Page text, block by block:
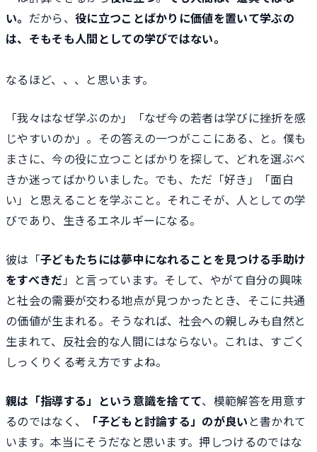
い。 だから、 役に立つことばかりに価値を置いて学ぶの
は、そもそも人間としての学びではない。
なるほど、、、と思います。
「我々はなぜ学ぶのか」「なぜ今の若者は学びに挫折を感
じやすいのか」。その答えの一つがここにある、と。僕も
まさに、今の役に立つことばかりを探して、どれを選ぶべ
きか迷ってばかりいました。でも、ただ「好き」「面白
い」と思えることを学ぶこと。それこそが、人としての学
びであり、生きるエネルギーになる。
彼は「子どもたちには夢中になれることを見つける手助け
をすべきだ」と言っています。そして、やがて自分の興味
と社会の需要が交わる地点が見つかったとき、そこに共通
の価値が生まれる。そうなれば、社会への親しみも自然と
生まれて、反社会的な人間にはならない。これは、すごく
しっくりくる考え方ですよね。
親は「指導する」という意識を捨てて、模範解答を用意す
るのではなく、
「子どもと討論する」のが良い と書かれて
います。本当にそうだなと思います。押しつけるのではな